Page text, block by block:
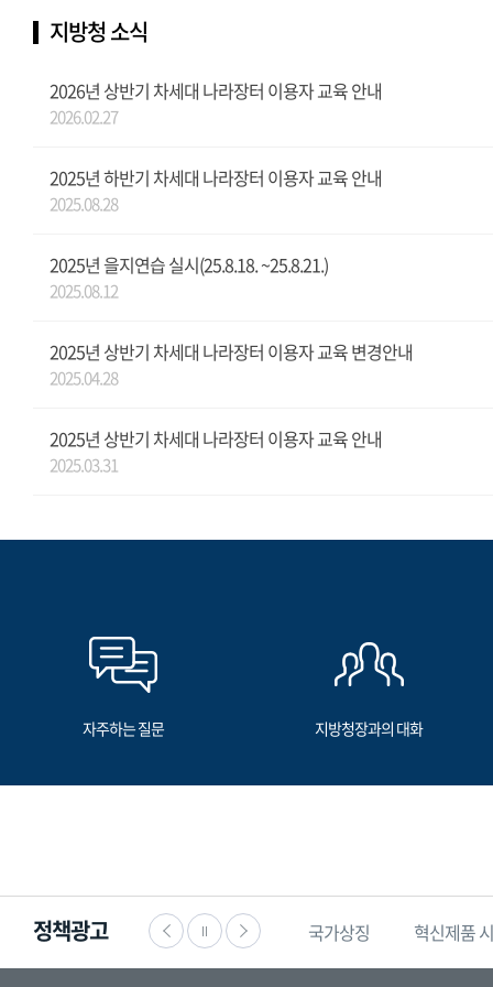
지방청 소식
2026년 상반기 차세대 나라장터 이용자 교육 안내
2026.02.27
2025년 하반기 차세대 나라장터 이용자 교육 안내
2025.08.28
2025년 을지연습 실시(25.8.18. ~25.8.21.)
2025.08.12
2025년 상반기 차세대 나라장터 이용자 교육 변경안내
2025.04.28
2025년 상반기 차세대 나라장터 이용자 교육 안내
2025.03.31
자주하는 질문 지방청장과의 대화
정책광고
익신고 찾기쉬운 생활법령정보 국가상징 혁신제품